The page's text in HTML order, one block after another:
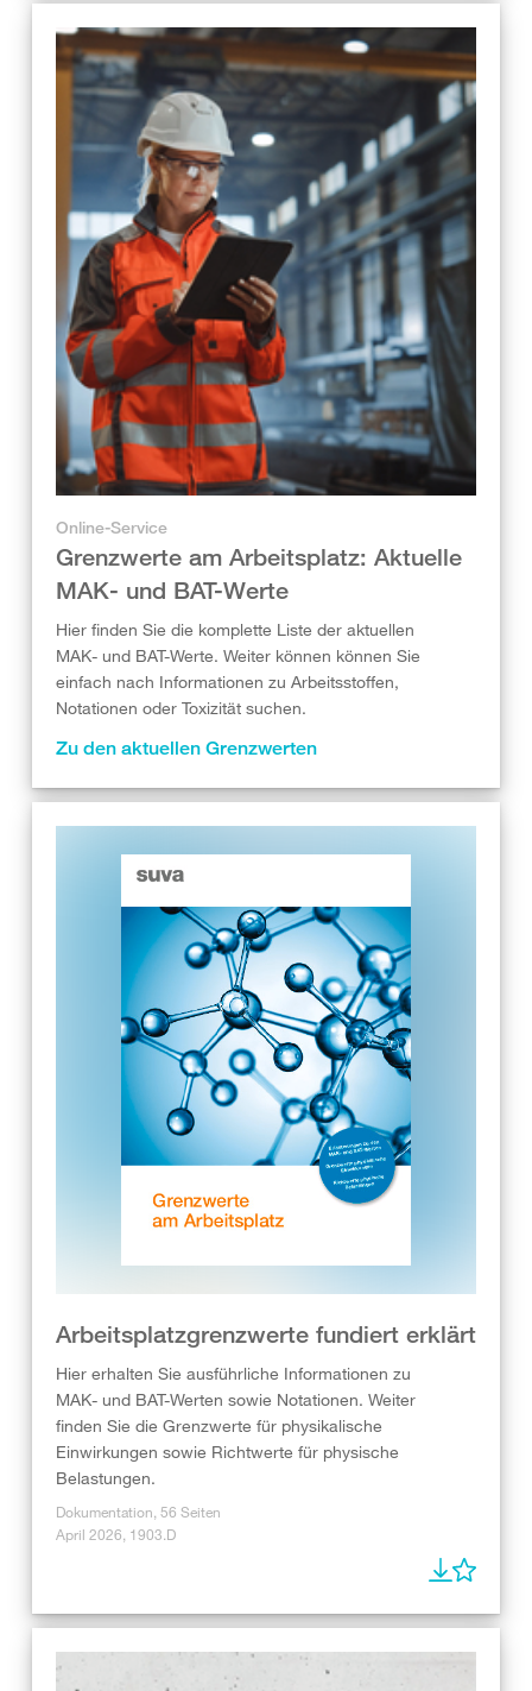
Online-Service
Grenzwerte am Arbeitsplatz: Aktuelle
MAK- und BAT-Werte
Hier finden Sie die komplette Liste der aktuellen
MAK- und BAT-Werte. Weiter können können Sie
einfach nach Informationen zu Arbeitsstoffen,
Notationen oder Toxizität suchen.
Zu den aktuellen Grenzwerten
Arbeitsplatzgrenzwerte fundiert erklärt
Hier erhalten Sie ausführliche Informationen zu
MAK- und BAT-Werten sowie Notationen. Weiter
finden Sie die Grenzwerte für physikalische
Einwirkungen sowie Richtwerte für physische
Belastungen.
Dokumentation, 56 Seiten
April 2026, 1903.D